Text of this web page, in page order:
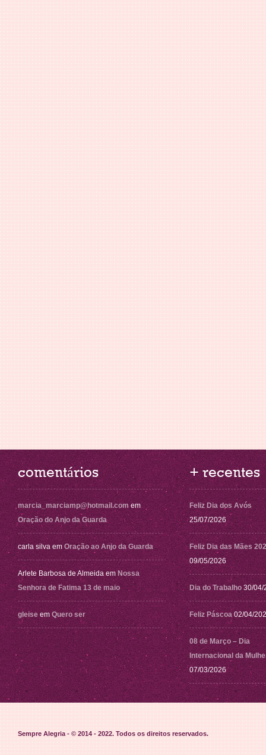
comentários
marcia_marciamp@hotmail.com em
Oração do Anjo da Guarda
carla silva em Oração ao Anjo da Guarda
Arlete Barbosa de Almeida em Nossa
Senhora de Fatima 13 de maio
gleise em Quero ser
+ recentes
Feliz Dia dos Avós
25/07/2026
Feliz Dia das Mães
09/05/2026
Dia do Trabalho 30/04/
Feliz Páscoa 02/04/
08 de Março – Dia
Internacional da
07/03/2026
Sempre Alegria - © 2014 - 2022. Todos os direitos reservados.